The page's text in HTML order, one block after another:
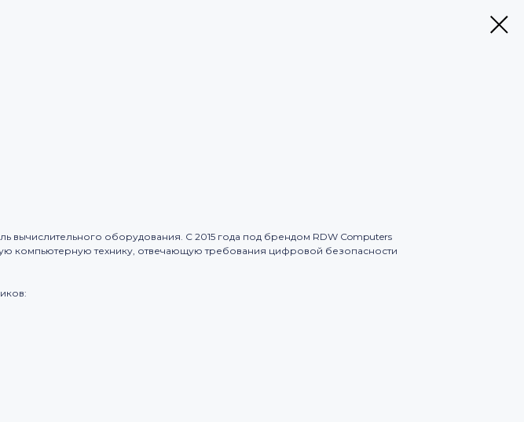
вычислительного оборудования. С 2015 года под брендом RDW Computers
компьютерную технику, отвечающую требования цифровой безопасности